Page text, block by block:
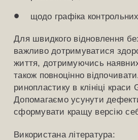
щодо графіка
Для швидкого відновлення
важливо дотримуватися
життя, дотримуючись
також повноцінно
ринопластику в клініці
Допомагаємо усунути
сформувати кращу версію
Використана література: